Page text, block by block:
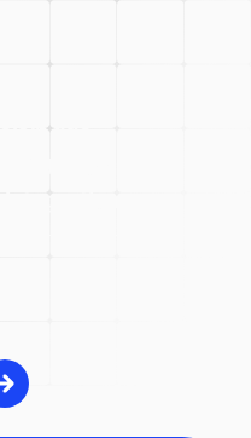
das